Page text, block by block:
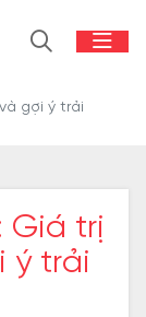
gợi ý trải
Giá trị
ý trải